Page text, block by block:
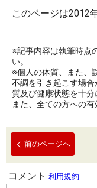
このページは2012
※記事内容は執筆時点
い。
※個人の体質、また、
不調を引き起こす場
質及び健康状態を十分
また、全ての方への
前のページへ